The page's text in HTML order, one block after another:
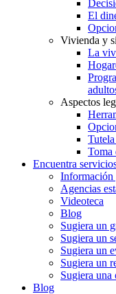
El
Vivienda y
La
Aspectos
Toma
Encuentra
Información
Agencias
Videoteca
Blog
Sugiera un
Sugiera un
Sugiera un
Sugiera un
Sugiera una
Blog